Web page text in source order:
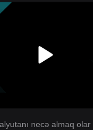
necə almaq olar